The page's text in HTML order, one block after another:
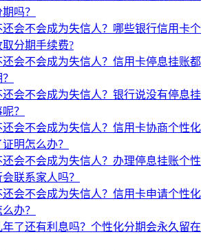
吗？
会不会成为失信人？哪些银行信用卡个
分期手续费?
会不会成为失信人？信用卡停息挂账都
会不会成为失信人？银行说没有停息挂
？
会不会成为失信人？信用卡协商个性化
明怎么办？
会不会成为失信人？办理停息挂账个性
联系家人吗？
会不会成为失信人？信用卡申请个性化
办？
了还有利息吗？个性化分期会永久留在